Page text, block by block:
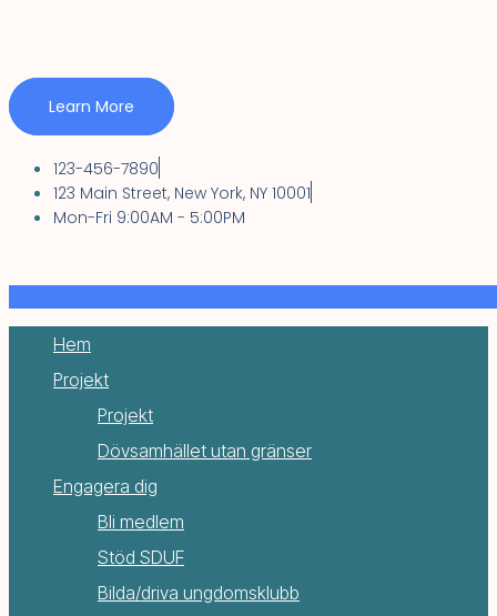
Learn More
123-456-7890
123 Main Street, New York, NY 10001
Mon-Fri 9:00AM - 5:00PM
Hem
Projekt
Projekt
Dövsamhället utan gränser
Engagera dig
Bli medlem
Stöd SDUF
Bilda/driva ungdomsklubb